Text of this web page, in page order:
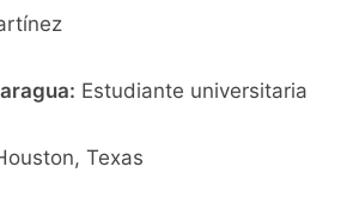
Estudiante universitaria
Texas